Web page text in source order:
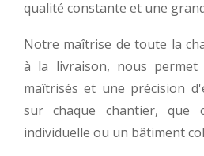
qualité constante et une
Notre maîtrise de toute la
à la livraison, nous permet
maîtrisés et une précision
sur chaque chantier, que
individuelle ou un bâtiment